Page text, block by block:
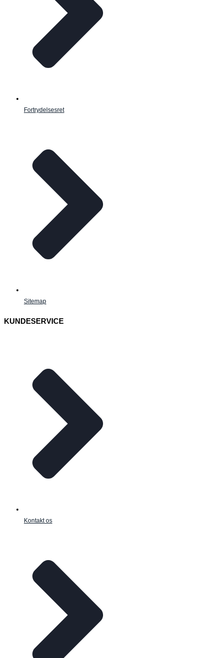
Fortrydelsesret
Sitemap
KUNDESERVICE
Kontakt os